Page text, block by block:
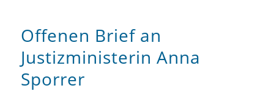
Offenen Brief an
Justizministerin Anna
Sporrer